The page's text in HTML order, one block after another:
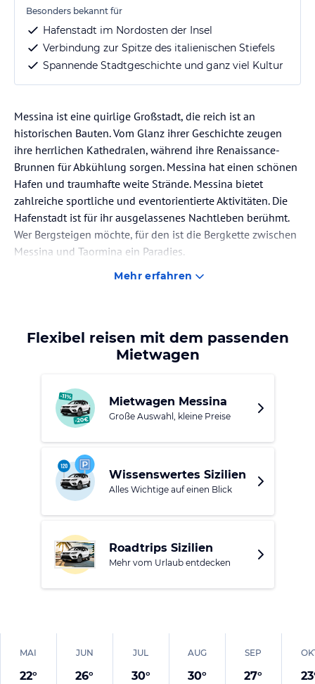
Besonders bekannt für
Hafenstadt im Nordosten der Insel
Verbindung zur Spitze des italienischen Stiefels
Spannende Stadtgeschichte und ganz viel Kultur
Messina ist eine quirlige Großstadt, die reich ist an
historischen Bauten. Vom Glanz ihrer Geschichte zeugen
ihre herrlichen Kathedralen, während ihre Renaissance-
Brunnen für Abkühlung sorgen. Messina hat einen schönen
Hafen und traumhafte weite Strände. Messina bietet
zahlreiche sportliche und eventorientierte Aktivitäten. Die
Hafenstadt ist für ihr ausgelassenes Nachtleben berühmt.
Wer Bergsteigen möchte, für den ist die Bergkette zwischen
Messina und Taormina ein Paradies.
Nahe Messina befindet sich Catania, das aufgrund seiner
Italiens - sowie der sagenumwobene Vulkan Ätna sind eine
Reise wert. Messina bietet zahlreiche sportliche und
eventorientierte Aktivitäten. Die Hafenstadt ist für ihr
möchte, für den ist die Bergkette zwischen Messina und
Taormina ein Paradies.
Nahe Messina befindet sich Catania, das aufgrund seiner
spätbarocken Stadtbezirke zum Weltkulturerbe der UNESCO
ernannt wurde. Auch Milazzo - einer der schönsten Orte
Italiens - sowie der sagenumwobene Vulkan Ätna sind eine
Mehr erfahren
Flexibel reisen mit dem passenden
Mietwagen
Mietwagen Messina
Große Auswahl, kleine Preise
Wissenswertes Sizilien
Alles Wichtige auf einen Blick
Roadtrips Sizilien
Mehr vom Urlaub entdecken
MAI
22°
JUN
26°
JUL
30°
AUG
30°
SEP
27° 23